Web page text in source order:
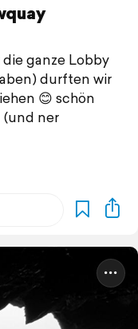
ganze Lobby
durften wir
😊 schön
(und ner